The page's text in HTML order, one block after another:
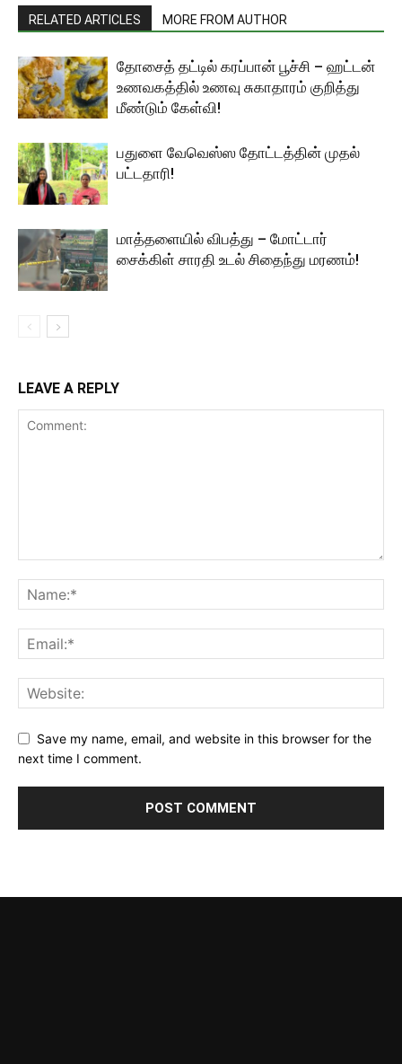
RELATED ARTICLES MORE FROM AUTHOR
தோசைத் தட்டில் கரப்பான் பூச்சி – ஹட்டன்
உணவகத்தில் உணவு சுகாதாரம் குறித்து
மீண்டும் கேள்வி!
பதுளை வேவெஸ்ஸ தோட்டத்தின் முதல்
பட்டதாரி!
மாத்தளையில் விபத்து – மோட்டார்
சைக்கிள் சாரதி உடல் சிதைந்து மரணம்!
LEAVE A REPLY
Save my name, email, and website in this browser for the
next time I comment.